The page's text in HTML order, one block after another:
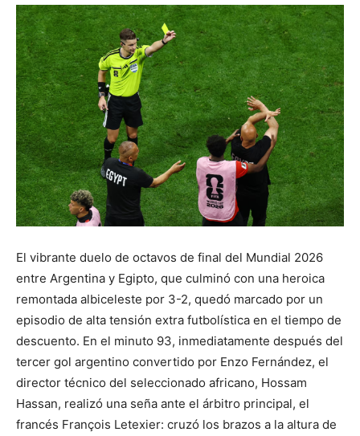
El vibrante duelo de octavos de final del Mundial 2026
entre Argentina y Egipto, que culminó con una heroica
remontada albiceleste por 3-2, quedó marcado por un
episodio de alta tensión extra futbolística en el tiempo de
descuento. En el minuto 93, inmediatamente después del
tercer gol argentino convertido por Enzo Fernández, el
director técnico del seleccionado africano, Hossam
Hassan, realizó una seña ante el árbitro principal, el
francés François Letexier: cruzó los brazos a la altura de